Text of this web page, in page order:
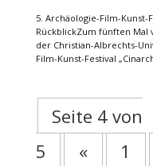
5. Archäologie-Film-Kunst-
RückblickZum fünften Mal
der Christian-Albrechts-
Film-Kunst-Festival
Seite 4 von
5
« 1